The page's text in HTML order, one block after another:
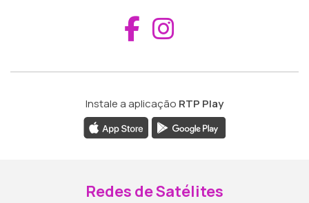
Aceder ao
Instale a aplicação RTP Play
Redes de Satélites